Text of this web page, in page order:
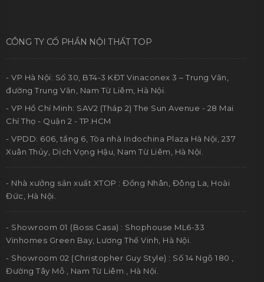
CÔNG TY CỔ PHẦN NỘI THẤT TOP
- VP Hà Nội: Số 30, BT4-3 KĐT Vinaconex 3 – Trung Văn,
đường Trung Văn, Nam Từ Liêm, Hà Nội.
- VP Hồ Chí Minh: SAV2 (Tháp 2) The Sun Avenue - 28 Mai
Chí Thọ - Quận 2 - TP.HCM
- VPDD: 606, tầng 6, Tòa nhà Indochina Plaza Hà Nội, 237
Xuân Thủy, Dịch Vọng Hậu, Nam Từ Liêm, Hà Nội.
- Nhà xưởng sản xuất XTOP : Đồng Nhân, Đông La, Hoài
Đức, Hà Nội.
- Showroom 01 (Boss Casa) : Shophouse ML6-33
Vinhomes Green Bay, Lương Thế Vinh, Hà Nội.
- Showroom 02 (Christopher Guy Style) : Số 14 Ngõ 180 ,
Đường Tây Mỗ , Nam Từ Liêm , Hà Nội.